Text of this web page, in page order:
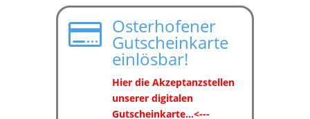
 Osterhofener
Gutscheinkarte
einlösbar!
Hier die Akzeptanzstellen
unserer digitalen
Gutscheinkarte...<---